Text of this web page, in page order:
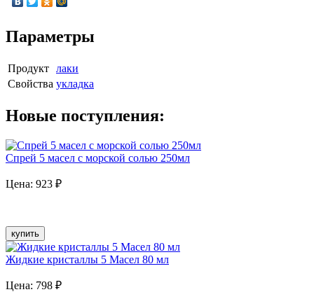
Параметры
Продукт лаки
Свойства укладка
Новые поступления:
Спрей 5 масел с морской солью 250мл
Цена: 923 ₽
купить
Жидкие кристаллы 5 Масел 80 мл
Цена: 798 ₽